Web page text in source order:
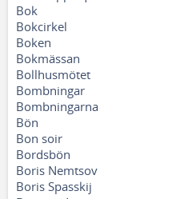
Bok
Bokcirkel
Boken
Bokmässan
Bollhusmötet
Bombningar
Bombningarna
Bön
Bon soir
Bordsbön
Boris Nemtsov
Boris Spasskij